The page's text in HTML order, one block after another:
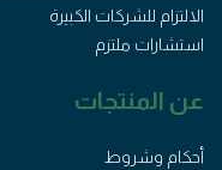
الالتزام للشركات الكبيرة
استشارات ملتزم
عن المنتجات
أحكام وشروط